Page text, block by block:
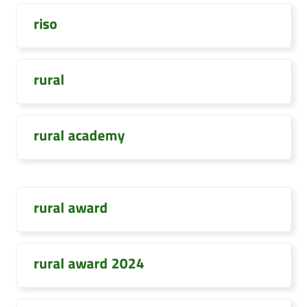
riso
rural
rural academy
rural award
rural award 2024